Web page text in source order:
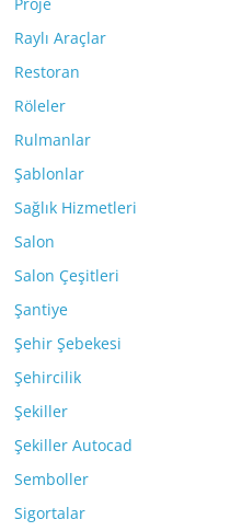
Raylı Araçlar
Restoran
Röleler
Rulmanlar
Şablonlar
Sağlık Hizmetleri
Salon
Salon Çeşitleri
Şantiye
Şehir Şebekesi
Şehircilik
Şekiller
Şekiller Autocad
Semboller
Sigortalar